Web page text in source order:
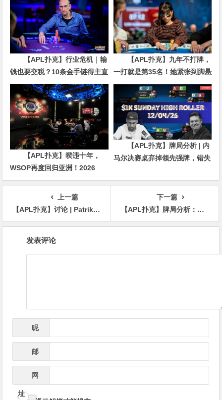
【APL扑克】行业危机｜输
钱也要交税？10条金手链得主直
言“扛不住”，主动砍掉四分之三
比赛
【APL扑克】九年不打牌，
一打就是第35名！她紧张到脚悬
空，但全世界以为她很淡定
【APL扑克】暌违十年，
WSOP再度回归亚洲！2026
APL济州站6月19-28日盛大登
【APL扑克】牌局分析 | 内
马尔决赛桌弃掉领先强牌，错失
上一篇
【APL扑克】讨论 | Patrik Antonius在错误一侧持有葫芦：他可以对Robl的小加注弃牌吗？
下一篇
【APL扑克】牌局分析：咎由自取——3枪bluff又失败了
发表评论
昵
邮
网
址